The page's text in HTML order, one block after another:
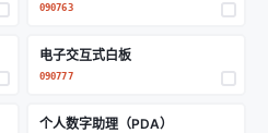
090763
电子交互式白板
090777
个人数字助理（PDA）